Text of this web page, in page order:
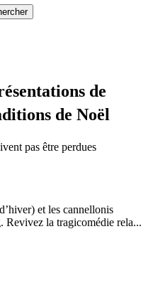
de
de Noël
pas être perdues
et les cannellonis
Revivez la tragicomédie rela...